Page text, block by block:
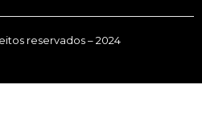
reservados – 2024